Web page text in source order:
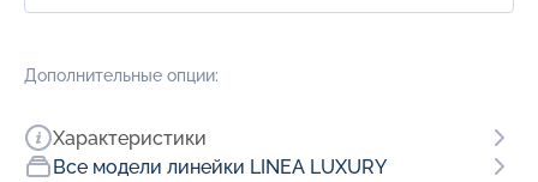
Дополнительные опции:
Характеристики
Все модели линейки LINEA LUXURY